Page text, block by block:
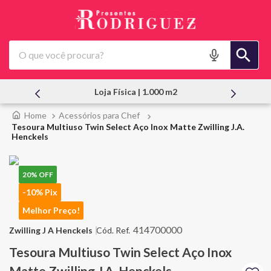
O que você procura?
Loja Física | 1.000 m2
Acessórios para Chef
Tesoura Multiuso Twin Select Aço Inox Matte Zwilling J.A.
Henckels
20% OFF
-10% Pix
Melhor Preço!
414700000
Zwilling J A Henckels
Tesoura Multiuso Twin Select Aço Inox